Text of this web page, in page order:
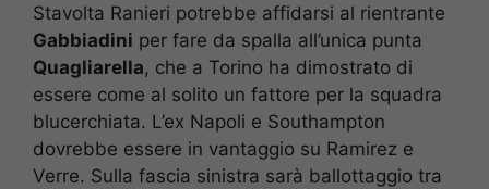
Stavolta Ranieri potrebbe affidarsi al rientrante
Gabbiadini per fare da spalla all’unica punta
Quagliarella, che a Torino ha dimostrato di
essere come al solito un fattore per la squadra
blucerchiata. L’ex Napoli e Southampton
dovrebbe essere in vantaggio su Ramirez e
Verre. Sulla fascia sinistra sarà ballottaggio tra